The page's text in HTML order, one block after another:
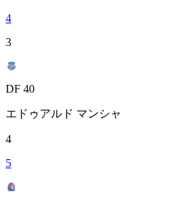
4
3
DF 40
エドゥアルド マンシャ
4
5